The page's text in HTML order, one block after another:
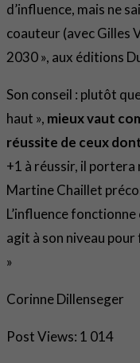
d’influence, mais ne
coauteur (avec Gilles
2030 », aux éditions
Son conseil : plutôt
haut », mieux vaut
réussite de ceux
+1 à réussir, il
Martine Chaillet
L’influence
agit à son niveau pour
»
Corinne Dillenseger
Post Views: 1 014